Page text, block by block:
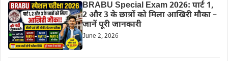
BRABU Special Exam 2026: पार्ट 1,
2 और 3 के छात्रों को मिला आखिरी मौका –
जानें पूरी जानकारी
June 2, 2026